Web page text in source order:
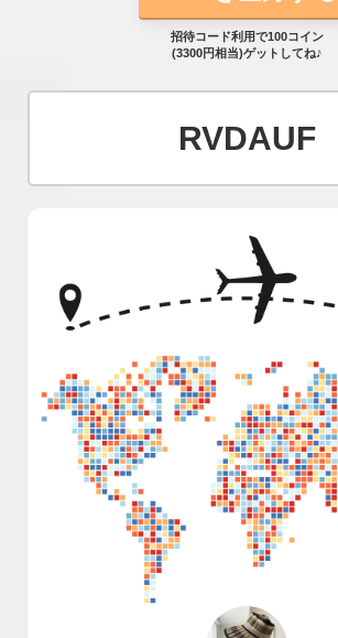
招待コード利用で100コイン
(3300円相当)ゲットしてね♪
RVDAUF